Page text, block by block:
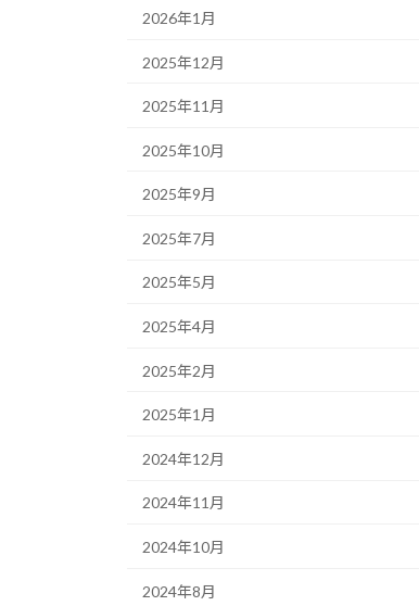
2026年1月
2025年12月
2025年11月
2025年10月
2025年9月
2025年7月
2025年5月
2025年4月
2025年2月
2025年1月
2024年12月
2024年11月
2024年10月
2024年8月